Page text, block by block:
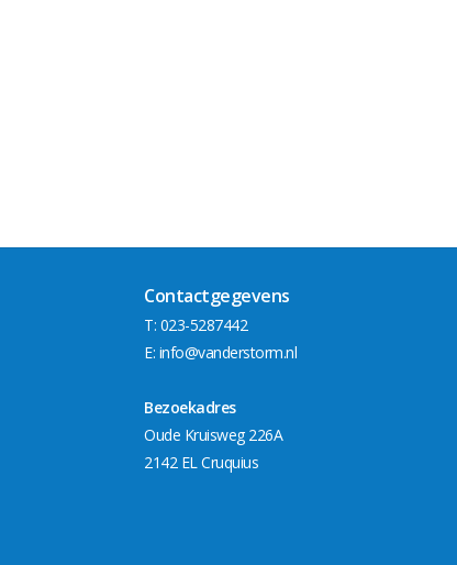
Contactgegevens
T: 023-5287442
E: info@vanderstorm.nl
Bezoekadres
Oude Kruisweg 226A
2142 EL Cruquius